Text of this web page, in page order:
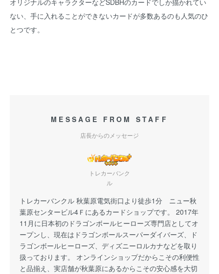
オリジナルのキャラクターなどSDBHのカードでしか描かれてい
ない、手に入れることができないカードが多数あるのも人気のひ
とつです。
MESSAGE FROM STAFF
店長からのメッセージ
トレカーバンク
ル
トレカーバンクル 秋葉原電気街口より徒歩1分 ニュー秋
葉原センタービル4Ｆにあるカードショップです。 2017年
11月に日本初のドラゴンボールヒーローズ専門店としてオ
ープンし、現在はドラゴンボールスーパーダイバーズ、ド
ラゴンボールヒーローズ、ディズニーロルカナなどを取り
扱っております。 オンラインショップだからこその利便性
と品揃え、実店舗が秋葉原にあるからこその安心感を大切